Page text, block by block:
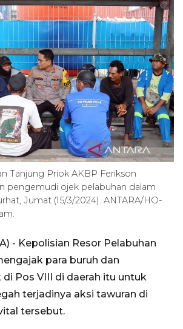
Tanjung Priok AKBP Ferikson
pengemudi ojek pelabuhan dalam
Jumat (15/3/2024). ANTARA/HO-
- Kepolisian Resor Pelabuhan
para buruh dan
Pos VIII di daerah itu untuk
terjadinya aksi tawuran di
tersebut.